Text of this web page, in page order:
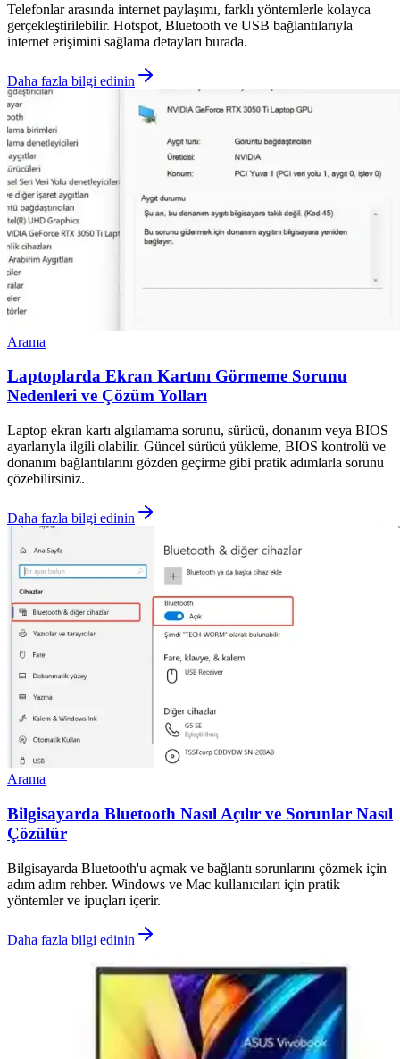
Telefonlar arasında internet paylaşımı, farklı yöntemlerle kolayca
gerçekleştirilebilir. Hotspot, Bluetooth ve USB bağlantılarıyla
internet erişimini sağlama detayları burada.
Daha fazla bilgi edinin
Arama
Laptoplarda Ekran Kartını Görmeme Sorunu
Nedenleri ve Çözüm Yolları
Laptop ekran kartı algılamama sorunu, sürücü, donanım veya BIOS
ayarlarıyla ilgili olabilir. Güncel sürücü yükleme, BIOS kontrolü ve
donanım bağlantılarını gözden geçirme gibi pratik adımlarla sorunu
çözebilirsiniz.
Daha fazla bilgi edinin
Arama
Bilgisayarda Bluetooth Nasıl Açılır ve Sorunlar Nasıl
Çözülür
Bilgisayarda Bluetooth'u açmak ve bağlantı sorunlarını çözmek için
adım adım rehber. Windows ve Mac kullanıcıları için pratik
yöntemler ve ipuçları içerir.
Daha fazla bilgi edinin